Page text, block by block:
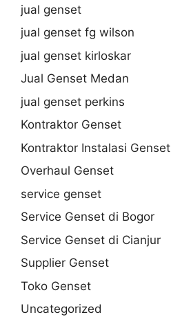
jual genset
jual genset fg wilson
jual genset kirloskar
Jual Genset Medan
jual genset perkins
Kontraktor Genset
Kontraktor Instalasi Genset
Overhaul Genset
service genset
Service Genset di Bogor
Service Genset di Cianjur
Supplier Genset
Toko Genset
Uncategorized